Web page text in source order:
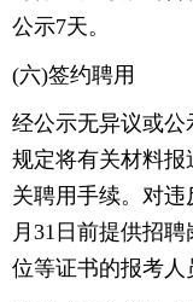
公示7天。
(六)签约聘用
经公示无异议或公
规定将有关材料
关聘用手续。对违
月31日前提供招
位等证书的报考人